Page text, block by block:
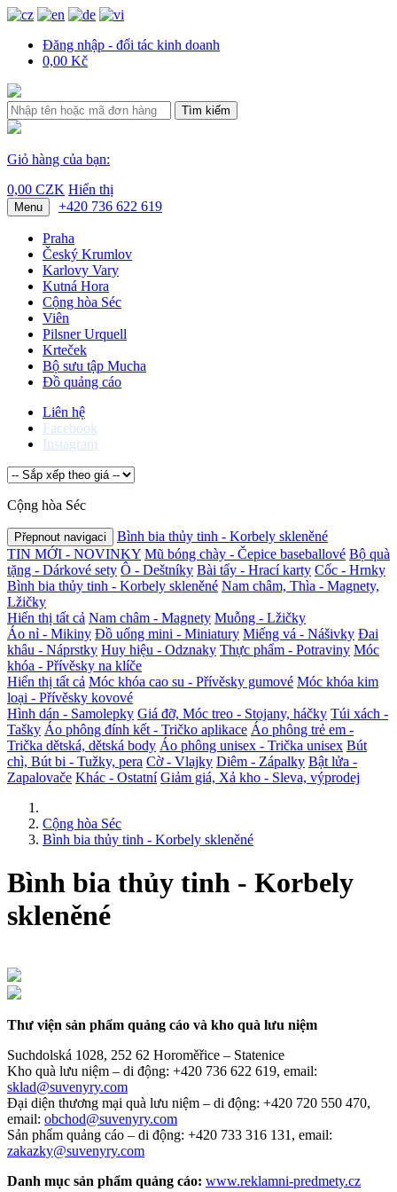
Đăng nhập - đối tác kinh doanh
0,00 Kč
Tìm kiếm
Giỏ hàng của bạn:
0,00 CZK Hiển thị
Menu +420 736 622 619
Praha
Český Krumlov
Karlovy Vary
Kutná Hora
Cộng hòa Séc
Viên
Pilsner Urquell
Krteček
Bộ sưu tập Mucha
Đồ quảng cáo
Liên hệ
Facebook
Instagram
Cộng hòa Séc
Přepnout navigaci
Bình bia thủy tinh - Korbely skleněné
TIN MỚI - NOVINKY Mũ bóng chày - Čepice baseballové Bộ quà
tặng - Dárkové sety Ô - Deštníky Bài tẩy - Hrací karty Cốc - Hrnky
Bình bia thủy tinh - Korbely skleněné Nam châm, Thìa - Magnety,
Lžičky
Hiển thị tất cả Nam châm - Magnety Muỗng - Lžičky
Áo nỉ - Mikiny Đồ uống mini - Miniatury Miếng vá - Nášivky Đai
khâu - Náprstky Huy hiệu - Odznaky Thực phẩm - Potraviny Móc
khóa - Přívěsky na klíče
Hiển thị tất cả Móc khóa cao su - Přívěsky gumové Móc khóa kim
loại - Přívěsky kovové
Hình dán - Samolepky Giá đỡ, Móc treo - Stojany, háčky Túi xách -
Tašky Áo phông đính kết - Tričko aplikace Áo phông trẻ em -
Trička dětská, dětská body Áo phông unisex - Trička unisex Bút
chì, Bút bi - Tužky, pera Cờ - Vlajky Diêm - Zápalky Bật lửa -
Zapalovače Khác - Ostatní Giảm giá, Xả kho - Sleva, výprodej
Cộng hòa Séc
Bình bia thủy tinh - Korbely skleněné
Bình bia thủy tinh - Korbely
skleněné
Thư viện sản phẩm quảng cáo và kho quà lưu niệm
Suchdolská 1028, 252 62 Horoměřice – Statenice
Kho quà lưu niệm – di động: +420 736 622 619, email:
sklad@suvenyry.com
Đại diện thương mại quà lưu niệm – di động: +420 720 550 470,
email: obchod@suvenyry.com
Sản phẩm quảng cáo – di động: +420 733 316 131, email:
zakazky@suvenyry.com
Danh mục sản phẩm quảng cáo: www.reklamni-predmety.cz